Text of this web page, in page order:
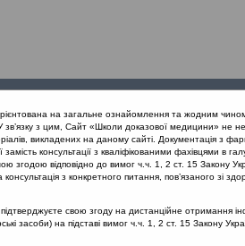
АБ терапія (Вінниця, 20.04.2019)
ГСО
на загальне ознайомлення та жодним
з цим, Сайт «Школи доказової медицини» не
викладених на даному сайті. Документація з
консультації з кваліфікованими фахівцями в
згодою відповідно до вимог ч.ч. 1, 2 ст. 15 Закону
з конкретного питання, пов’язаного зі
свою згоду на дистанційне отримання
засоби) на підставі вимог ч.ч. 1, 2 ст. 15 Закону